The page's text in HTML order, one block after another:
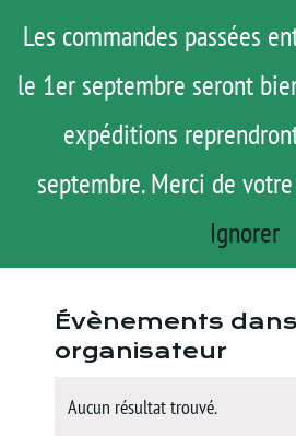
Les commandes passées
le 1er septembre seront
expéditions
septembre. Merci de
Ignorer
contenuROAD TRIP
ACTUS
TESTS
AGENDA
MATOS
TUTOS
Rechercher:
BMW Motorrad
«
web
https://www.bmw-motorrad.fr/
Évènements
organisateur
Notice
Aucun résultat trouvé.